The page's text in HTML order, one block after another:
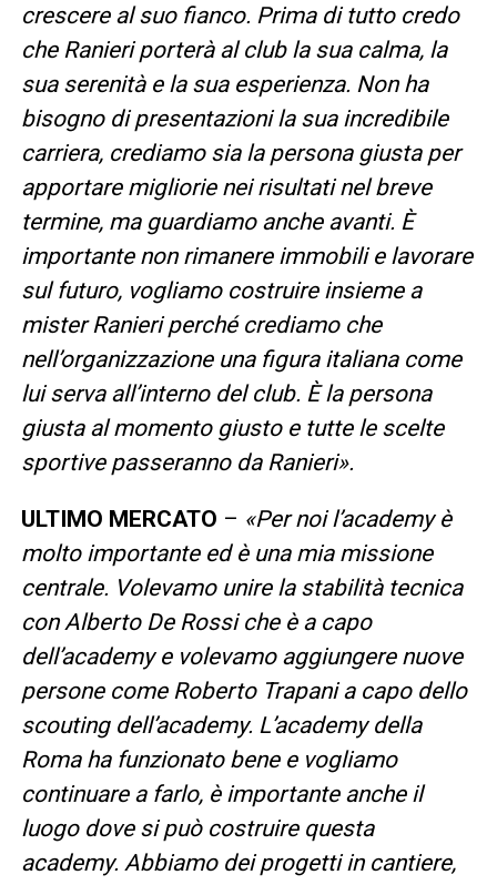
crescere al suo fianco. Prima di tutto credo
che Ranieri porterà al club la sua calma, la
sua serenità e la sua esperienza. Non ha
bisogno di presentazioni la sua incredibile
carriera, crediamo sia la persona giusta per
apportare migliorie nei risultati nel breve
termine, ma guardiamo anche avanti. È
importante non rimanere immobili e lavorare
sul futuro, vogliamo costruire insieme a
mister Ranieri perché crediamo che
nell’organizzazione una figura italiana come
lui serva all’interno del club. È la persona
giusta al momento giusto e tutte le scelte
sportive passeranno da Ranieri».
ULTIMO MERCATO – «Per noi l’academy è
molto importante ed è una mia missione
centrale. Volevamo unire la stabilità tecnica
con Alberto De Rossi che è a capo
dell’academy e volevamo aggiungere nuove
persone come Roberto Trapani a capo dello
scouting dell’academy. L’academy della
Roma ha funzionato bene e vogliamo
continuare a farlo, è importante anche il
luogo dove si può costruire questa
academy. Abbiamo dei progetti in cantiere,